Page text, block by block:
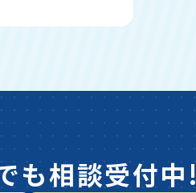
も相談受付中!